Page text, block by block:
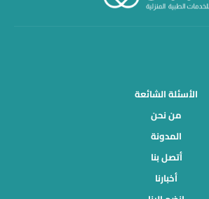
الأسئلة الشائعة
من نحن
المدونة
أتصل بنا
أخبارنا